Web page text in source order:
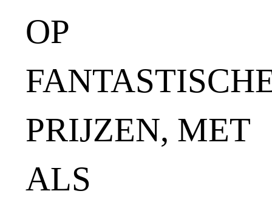
OP
PRIJZEN, MET
ALS